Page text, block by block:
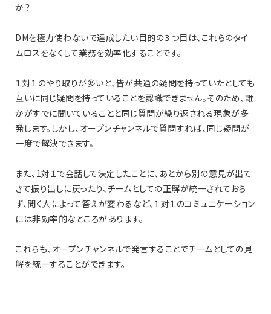
か？
DMを極力使わないで達成したい目的の３つ目は、これらのタイ
ムロスをなくして業務を効率化することです。
１対１のやり取りが多いと、皆が共通の疑問を持っていたとしても
互いに同じ疑問を持っていることを認識できません。そのため、誰
かがすでに聞いていることと同じ質問が繰り返される現象が多
発します。しかし、オープンチャンネルで質問すれば、同じ疑問が
一度で解決できます。
また、1対１で会話して決定したことに、あとから別の意見が出て
きて振り出しに戻ったり、チームとしての正解が統一されておら
ず、聞く人によって答えが変わるなど、１対１のコミュニケーション
には非効率的なところがあります。
これらも、オープンチャンネルで発言することでチームとしての見
解を統一することができます。